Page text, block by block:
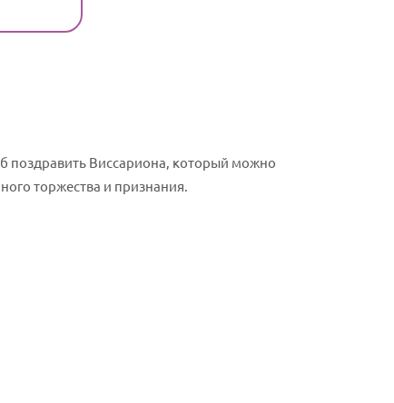
поздравить Виссариона, который можно
торжества и признания.